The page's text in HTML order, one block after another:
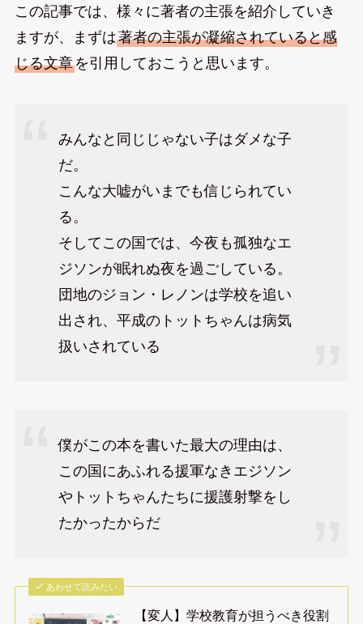
この記事では、様々に著者の主張を紹介していき
ますが、まずは著者の主張が凝縮されていると感
じる文章を引用しておこうと思います。
みんなと同じじゃない子はダメな子
だ。
こんな大嘘がいまでも信じられてい
る。
そしてこの国では、今夜も孤独なエ
ジソンが眠れぬ夜を過ごしている。
団地のジョン・レノンは学校を追い
出され、平成のトットちゃんは病気
扱いされている
僕がこの本を書いた最大の理由は、
この国にあふれる援軍なきエジソン
やトットちゃんたちに援護射撃をし
たかったからだ
あわせて読みたい
【変人】学校教育が担うべき役割